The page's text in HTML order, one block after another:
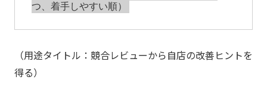
（用途タイトル：競合レビューから自店の改善ヒントを
得る）